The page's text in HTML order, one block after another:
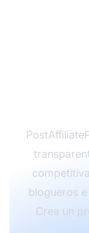
blogueros
Crea un